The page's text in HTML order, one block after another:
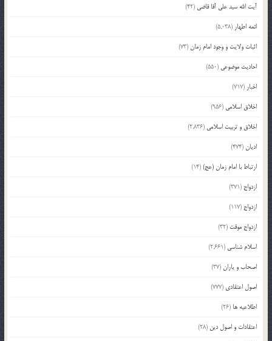
آیت الله سید علی آقا قاضی (42)
ائمه اطهار (5,038)
اثبات ولایت و وجود امام زمان(73)
احادیث موضوعی (550)
اخبار (717)
اخلاق اسلامی (956)
اخلاق و تربیت اسلامی (2,836)
ادیان(474)
ارتباط با امام زمان (عج)(14)
ازدواج (371)
ازدواج (117)
ازدواج موقت (32)
اسلام شناسی (2,661)
اصحاب و یاران(37)
اصول اعتقادی (777)
اطلاعیه ها (26)
اعتقادات و اصول دین (28)